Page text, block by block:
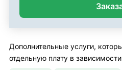
Дополнительные услуги,
отдельную плату в